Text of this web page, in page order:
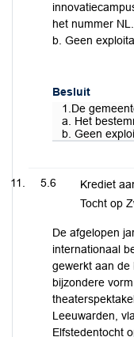
het nummer
b. Geen
Besluit
1.De
a. Het
b. Geen
5.6
Krediet
Tocht op
De afgelopen
internationaal
gewerkt aan de
bijzondere
Leeuwarden,
Elfstedentocht